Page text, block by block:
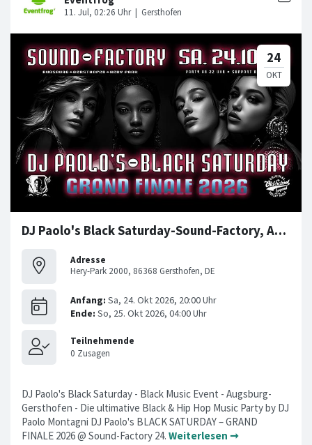
DJ Paolo's Black Saturday-Sound-Factory, Augsburg-Gersthofen
Adresse
Hery-Park 2000, 86368 Gersthofen, DE
DJ Paolo's Black Saturday - Black Music Event - Augsburg-
Gersthofen - Die ultimative Black & Hip Hop Music Party by DJ
Paolo Montagni DJ Paolo's BLACK SATURDAY – GRAND
FINALE 2026 @ Sound-Factory 24. Weiterlesen ➞